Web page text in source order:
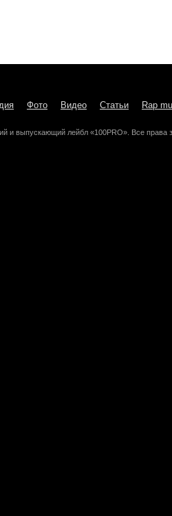
Фото Видео Статьи Rap
и выпускающий лейбл «100PRO». Все